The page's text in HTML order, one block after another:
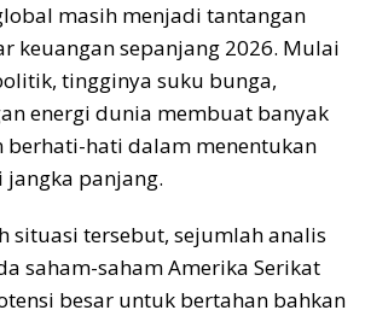
masih menjadi tantangan
keuangan sepanjang 2026. Mulai
tingginya suku bunga,
energi dunia membuat banyak
berhati-hati dalam menentukan
jangka panjang.
situasi tersebut, sejumlah analis
saham-saham Amerika Serikat
besar untuk bertahan bahkan